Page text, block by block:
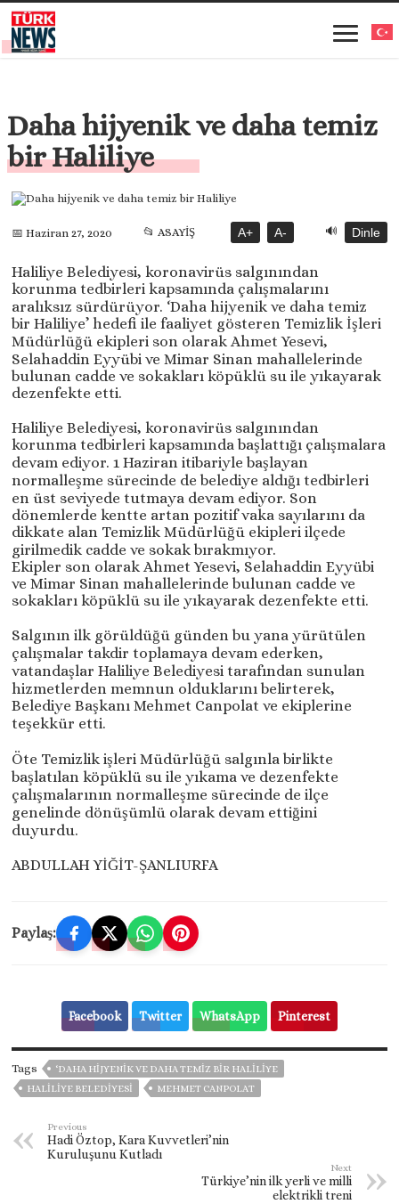
Daha hijyenik ve daha temiz
bir Haliliye
📅 Haziran 27, 2020 📂 ASAYİŞ A+ A- 🔊 Dinle
Haliliye Belediyesi, koronavirüs salgınından
korunma tedbirleri kapsamında çalışmalarını
aralıksız sürdürüyor. ‘Daha hijyenik ve daha temiz
bir Haliliye’ hedefi ile faaliyet gösteren Temizlik İşleri
Müdürlüğü ekipleri son olarak Ahmet Yesevi,
Selahaddin Eyyübi ve Mimar Sinan mahallelerinde
bulunan cadde ve sokakları köpüklü su ile yıkayarak
dezenfekte etti.
Haliliye Belediyesi, koronavirüs salgınından
korunma tedbirleri kapsamında başlattığı çalışmalara
devam ediyor. 1 Haziran itibariyle başlayan
normalleşme sürecinde de belediye aldığı tedbirleri
en üst seviyede tutmaya devam ediyor. Son
dönemlerde kentte artan pozitif vaka sayılarını da
dikkate alan Temizlik Müdürlüğü ekipleri ilçede
girilmedik cadde ve sokak bırakmıyor.
Ekipler son olarak Ahmet Yesevi, Selahaddin Eyyübi
ve Mimar Sinan mahallelerinde bulunan cadde ve
sokakları köpüklü su ile yıkayarak dezenfekte etti.
Salgının ilk görüldüğü günden bu yana yürütülen
çalışmalar takdir toplamaya devam ederken,
vatandaşlar Haliliye Belediyesi tarafından sunulan
hizmetlerden memnun olduklarını belirterek,
Belediye Başkanı Mehmet Canpolat ve ekiplerine
teşekkür etti.
Öte Temizlik işleri Müdürlüğü salgınla birlikte
başlatılan köpüklü su ile yıkama ve dezenfekte
çalışmalarının normalleşme sürecinde de ilçe
genelinde dönüşümlü olarak devam ettiğini
duyurdu.
ABDULLAH YİĞİT-ŞANLIURFA
Paylaş:
Facebook Twitter WhatsApp Pinterest
Tags
‘DAHA HIJYENIK VE DAHA TEMIZ BIR HALILIYE
HALİLİYE BELEDİYESİ
MEHMET CANPOLAT
Previous
Hadi Öztop, Kara Kuvvetleri’nin
Kuruluşunu Kutladı
Next
Türkiye’nin ilk yerli ve milli
elektrikli treni